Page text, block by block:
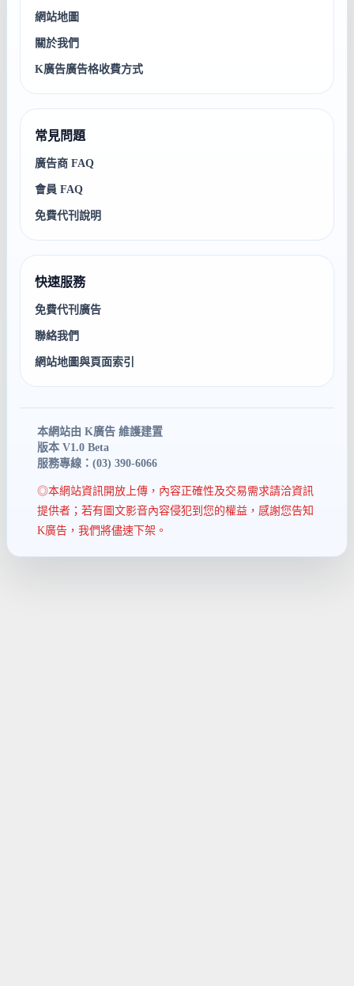
網站地圖
關於我們
K廣告廣告格收費方式
常見問題
廣告商 FAQ
會員 FAQ
免費代刊說明
快速服務
免費代刊廣告
聯絡我們
網站地圖與頁面索引
本網站由 K廣告 維護建置
版本 V1.0 Beta
服務專線：(03) 390-6066
◎本網站資訊開放上傳，內容正確性及交易需求請洽資訊
提供者；若有圖文影音內容侵犯到您的權益，感謝您告知
K廣告，我們將儘速下架。